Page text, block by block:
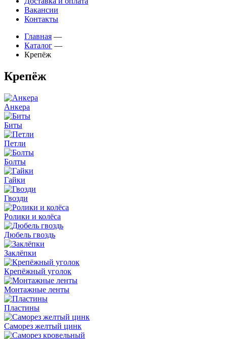
Вакансии
Контакты
Главная —
Каталог —
Крепёж
Крепёж
Анкера
Биты
Петли
Болты
Гайки
Гвозди
Ролики и колёса
Дюбель гвоздь
Заклёпки
Крепёжный уголок
Монтажные ленты
Пластины
Саморез желтый цинк